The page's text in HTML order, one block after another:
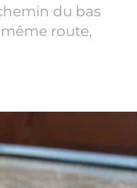
du bas
route,